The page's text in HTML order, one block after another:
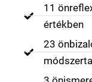
11
értékben
23